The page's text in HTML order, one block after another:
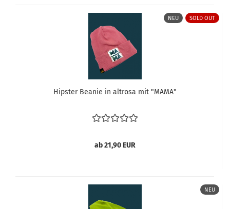
NEU SOLD OUT
Hipster Beanie in altrosa mit "MAMA"
ab 21,90 EUR
NEU